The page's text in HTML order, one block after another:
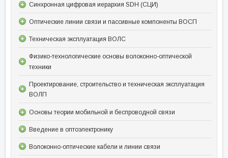
Синхронная цифровая иерархия SDH (СЦИ)
Оптические линии связи и пассивные компоненты ВОСП
Техническая эксплуатация ВОЛС
Физико-технологические основы волоконно-оптической
техники
Проектирование, строительство и техническая эксплуатация
ВОЛП
Основы теории мобильной и беспроводной связи
Введение в оптоэлектронику
Волоконно-оптические кабели и линии связи